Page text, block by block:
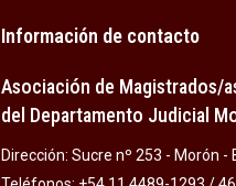
Información de contacto
Asociación de Magistrados/
del Departamento Judicial
Dirección: Sucre nº 253 - Morón -